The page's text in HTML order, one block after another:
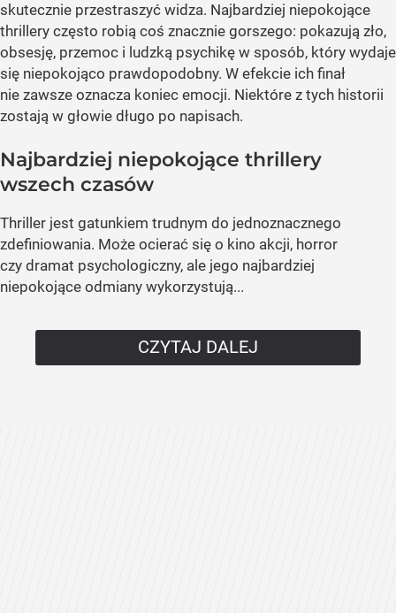
skutecznie przestraszyć widza. Najbardziej niepokojące
thrillery często robią coś znacznie gorszego: pokazują zło,
obsesję, przemoc i ludzką psychikę w sposób, który wydaje
się niepokojąco prawdopodobny. W efekcie ich finał
nie zawsze oznacza koniec emocji. Niektóre z tych historii
zostają w głowie długo po napisach.
Najbardziej niepokojące thrillery
wszech czasów
Thriller jest gatunkiem trudnym do jednoznacznego
zdefiniowania. Może ocierać się o kino akcji, horror
czy dramat psychologiczny, ale jego najbardziej
niepokojące odmiany wykorzystują...
CZYTAJ DALEJ